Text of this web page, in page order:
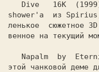
   Dive   16K
shower'а  из Spirius,
ленькое  сюжетное
венное на текущий
Napalm  by
этой чанковой деме